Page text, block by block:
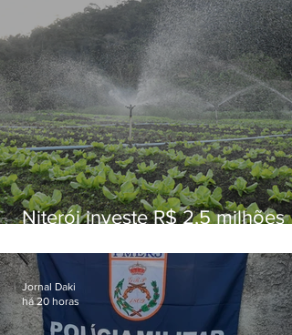
Niterói investe R$ 2,5 milhões
familiar para merenda escolar
Jornal Daki
há 20 horas